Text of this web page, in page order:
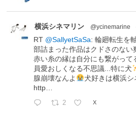
横浜シネマリン @ycinemarine
RT @SallyetSaSa: 輪廻転生を
部詰まった作品はクドさのな
赤い糸の縁は自分にも繋がって
員愛おしくなる不思議...特に犬
腺崩壊なんよ
犬好きは横浜シ
http…
2 X